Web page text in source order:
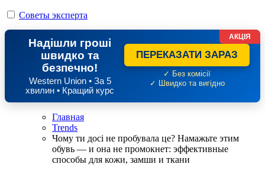
Советы эксперта
Надішли гроші
швидко та
безпечно!
Western Union • За 5
хвилин • Кращий курс
ПЕРЕКАЗАТИ ЗАРАЗ
✓ Без комісії
✓ Швидко та вигідно
АКЦІЯ
Главная
Trends
Чому ти досі не пробувала це? Намажьте этим
обувь — и она не промокнет: эффективные
способы для кожи, замши и ткани